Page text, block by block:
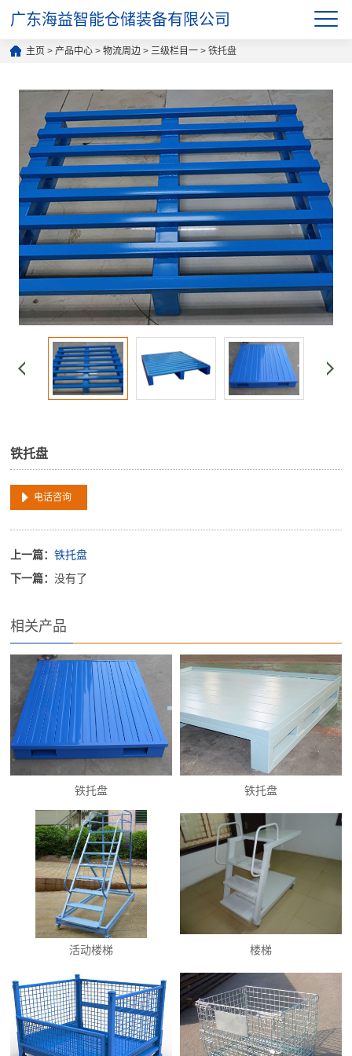
广东海益智能仓储装备有限公司
主页 >产品中心 >物流周边 >三级栏目一 > 铁托盘
铁托盘
电话咨询
上一篇：铁托盘
下一篇：没有了
相关产品
铁托盘 铁托盘
活动楼梯 楼梯